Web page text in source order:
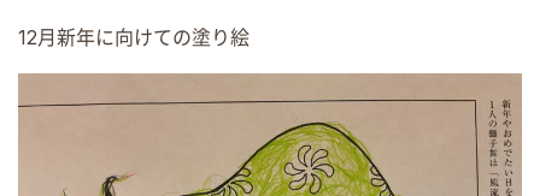
12月新年に向けての塗り絵